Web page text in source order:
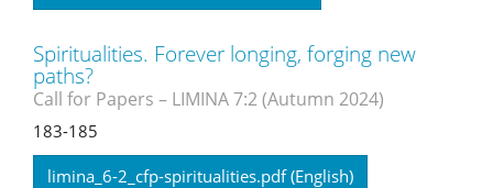
Spiritualities. Forever longing, forging new
paths?
Call for Papers – LIMINA 7:2 (Autumn 2024)
183-185
limina_6-2_cfp-spiritualities.pdf (English)